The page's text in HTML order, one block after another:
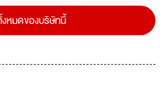
หมดของบริษัทนี้